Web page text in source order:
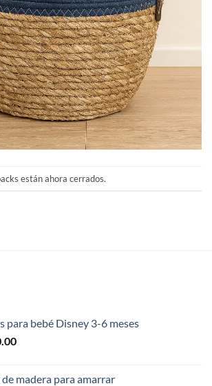
están ahora cerrados.
para bebé Disney 3-6 meses
madera para amarrar